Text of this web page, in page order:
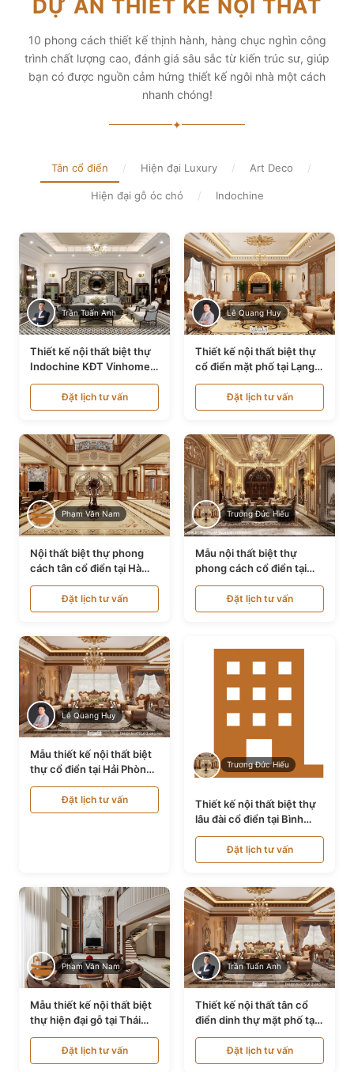
diện tích và thẩm mỹ
Xem chi tiết
DỰ ÁN THIẾT KẾ NỘI THẤT
10 phong cách thiết kế thịnh hành, hàng chục nghìn công
trình chất lượng cao, đánh giá sâu sắc từ kiến trúc sư, giúp
bạn có được nguồn cảm hứng thiết kế ngôi nhà một cách
nhanh chóng!
✦
Tân cổ điển / Hiện đại Luxury / Art Deco /
Hiện đại gỗ óc chó / Indochine
Trần Tuấn Anh
Thiết kế nội thất biệt thự
Indochine KĐT Vinhomes
Ocean Park NT24600
Đặt lịch tư vấn
Lê Quang Huy
Thiết kế nội thất biệt thự
cổ điển mặt phố tại Lạng
Sơn NT24534
Đặt lịch tư vấn
Phạm Văn Nam
Nội thất biệt thự phong
cách tân cổ điển tại Hà
Nội NT24405
Đặt lịch tư vấn
Trương Đức Hiếu
Mẫu nội thất biệt thự
phong cách cổ điển tại
Bình Dương NT24532
Đặt lịch tư vấn
Lê Quang Huy
Mẫu thiết kế nội thất biệt
thự cổ điển tại Hải Phòng
NT24535
Đặt lịch tư vấn
Trương Đức Hiếu
Thiết kế nội thất biệt thự
lâu đài cổ điển tại Bình
Thuận NT21128
Đặt lịch tư vấn
Phạm Văn Nam
Mẫu thiết kế nội thất biệt
thự hiện đại gỗ tại Thái
Bình NT9188719
Đặt lịch tư vấn
Trần Tuấn Anh
Thiết kế nội thất tân cổ
điển dinh thự mặt phố tại
Quảng Ninh NT24531
Đặt lịch tư vấn